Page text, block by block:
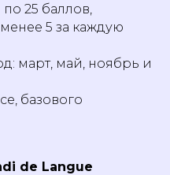
25 баллов,
5 за каждую
март, май, ноябрь и
базового
de Langue